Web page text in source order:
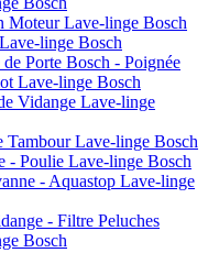
Moteur Lave-linge Bosch
linge Bosch
de Porte Bosch - Poignée
Lave-linge Bosch
Vidange Lave-linge
Tambour Lave-linge Bosch
- Poulie Lave-linge Bosch
- Aquastop Lave-linge
- Filtre Peluches
Bosch